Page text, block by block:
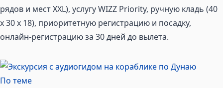
рядов и мест XXL), услугу WIZZ Priority, ручную кладь (40
x 30 x 18), приоритетную регистрацию и посадку,
онлайн-регистрацию за 30 дней до вылета.
По теме